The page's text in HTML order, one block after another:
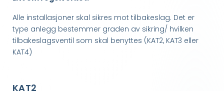
Alle installasjoner skal sikres mot tilbakeslag. Det er
type anlegg bestemmer graden av sikring/ hvilken
tilbakeslagsventil som skal benyttes (KAT2, KAT3 eller
KAT4)
KAT2